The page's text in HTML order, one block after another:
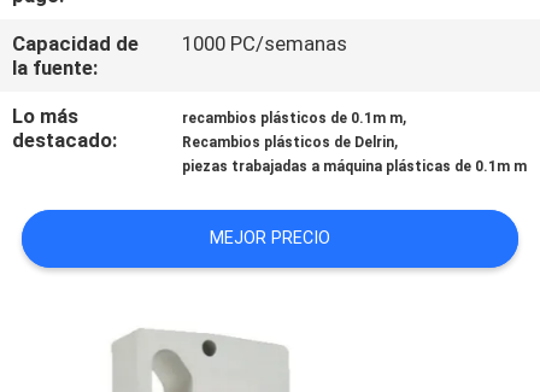
NOTICIAS
UNA
CITA
Capacidad de
la fuente:
1000 PC/semanas
Lo más
destacado:
recambios plásticos de 0.1m m,
Recambios plásticos de Delrin,
piezas trabajadas a máquina plásticas de 0.1m m
MEJOR PRECIO